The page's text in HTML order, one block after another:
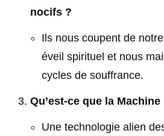
nocifs ?
Ils nous coupent de
éveil spirituel et nous
cycles de souffrance.
Qu’est-ce que la Machine
Une technologie alien